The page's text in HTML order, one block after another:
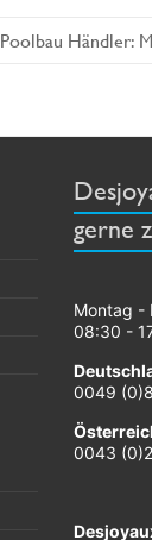
Poolbau Händler:
gerne
Montag -
08:30 -
0049
0043